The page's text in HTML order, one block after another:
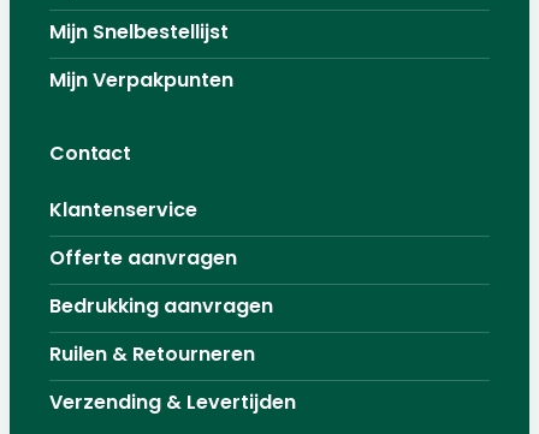
Mijn Snelbestellijst
Mijn Verpakpunten
Contact
Klantenservice
Offerte aanvragen
Bedrukking aanvragen
Ruilen & Retourneren
Verzending & Levertijden